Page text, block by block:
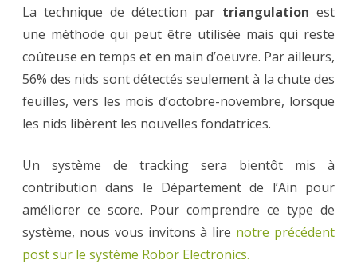
La technique de détection par triangulation est
une méthode qui peut être utilisée mais qui reste
coûteuse en temps et en main d’oeuvre. Par ailleurs,
56% des nids sont détectés seulement à la chute des
feuilles, vers les mois d’octobre-novembre, lorsque
les nids libèrent les nouvelles fondatrices.
Un système de tracking sera bientôt mis à
contribution dans le Département de l’Ain pour
améliorer ce score. Pour comprendre ce type de
système, nous vous invitons à lire notre précédent
post sur le système Robor Electronics.